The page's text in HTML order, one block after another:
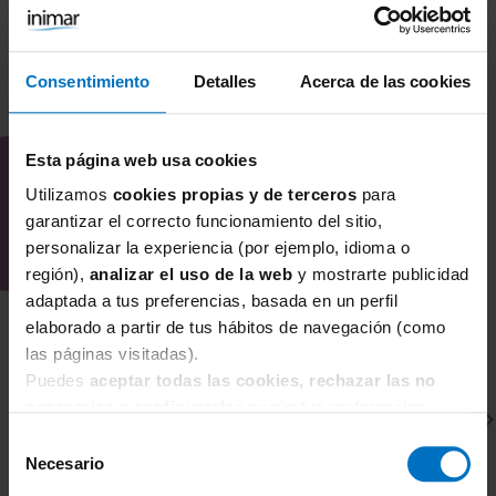
Consentimiento Detalles Acerca de las cookies
Esta página web usa cookies
Utilizamos cookies propias y de terceros para
garantizar el correcto funcionamiento del sitio,
personalizar la experiencia (por ejemplo, idioma o
región), analizar el uso de la web y mostrarte publicidad
adaptada a tus preferencias, basada en un perfil
elaborado a partir de tus hábitos de navegación (como
las páginas visitadas).
Puedes aceptar todas las cookies, rechazar las no
Necesario
COMBÍNALO CON